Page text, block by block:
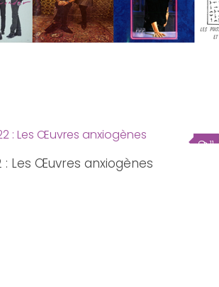
11
: Les Œuvres anxiogènes